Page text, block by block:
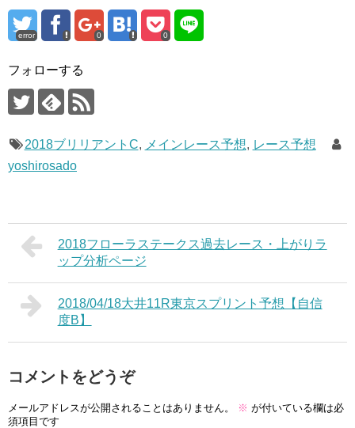
error 0 0
フォローする
2018ブリリアントC, メインレース予想, レース予想
yoshirosado
2018フローラステークス過去レース・上がりラ
ップ分析ページ
2018/04/18大井11R東京スプリント予想【自信
度B】
コメントをどうぞ
メールアドレスが公開されることはありません。 ※ が付いている欄は必
須項目です